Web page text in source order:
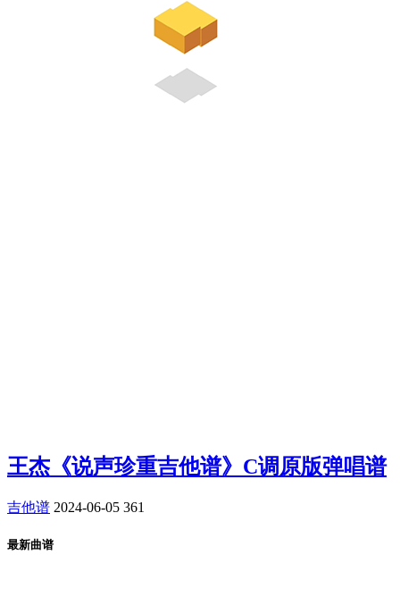
王杰《说声珍重吉他谱》C调原版弹唱谱
吉他谱 2024-06-05 361
最新曲谱